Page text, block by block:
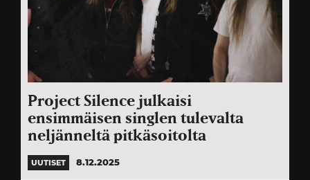
Project Silence julkaisi
ensimmäisen singlen tulevalta
neljänneltä pitkäsoitolta
UUTISET 8.12.2025